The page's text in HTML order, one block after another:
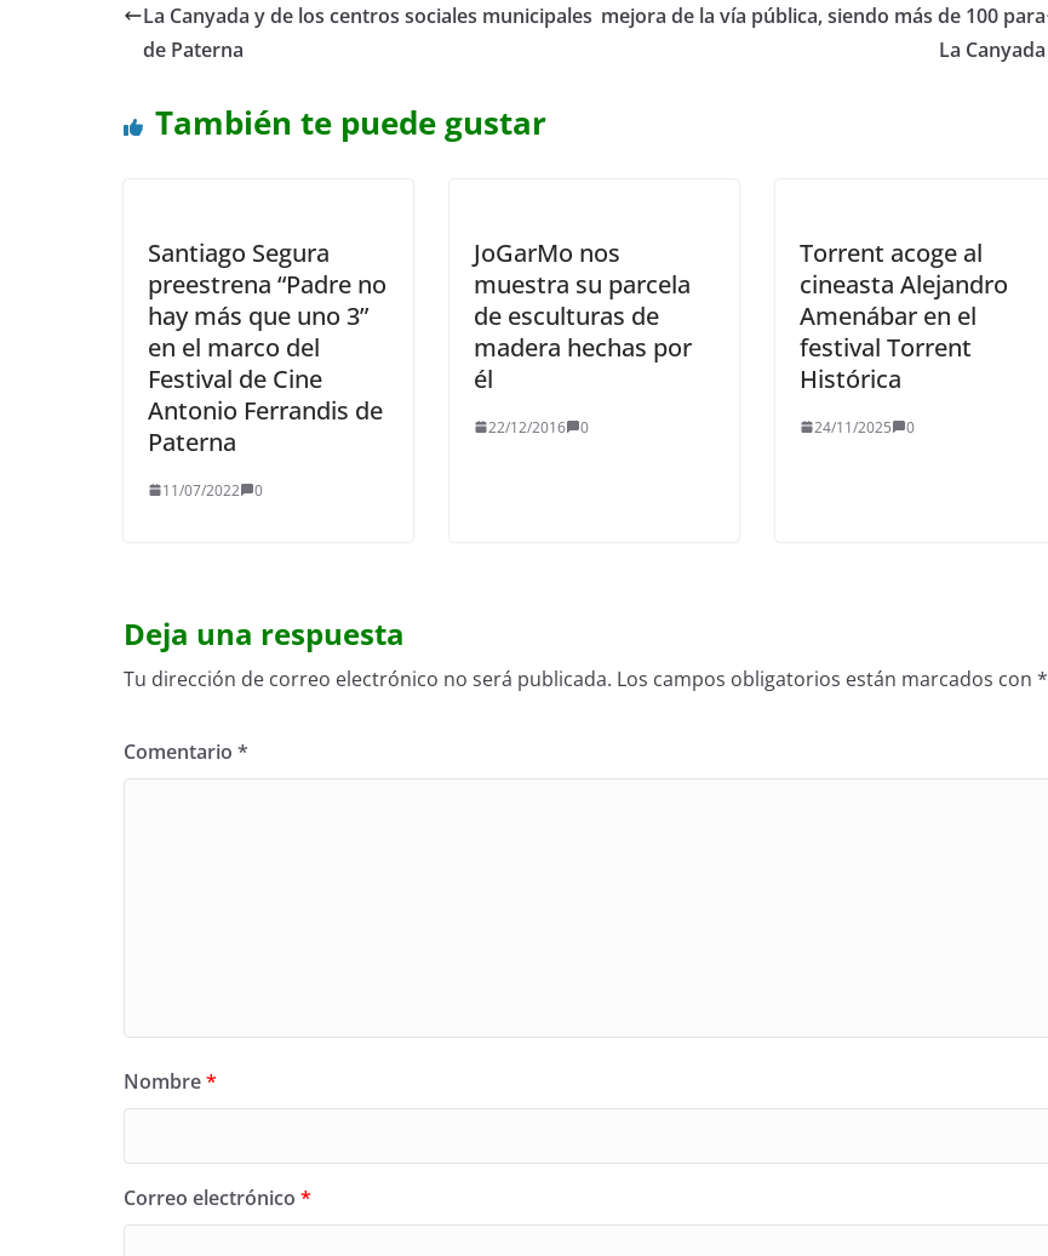
La Canyada y de los centros sociales municipales
de Paterna
mejora de la vía pública, siendo más de 100 para
La Canyada
También te puede gustar
Santiago Segura
preestrena “Padre no
hay más que uno 3”
en el marco del
Festival de Cine
Antonio Ferrandis de
Paterna
11/07/2022 0
JoGarMo nos
muestra su parcela
de esculturas de
madera hechas por
él
22/12/2016 0
Torrent acoge al
cineasta Alejandro
Amenábar en el
festival Torrent
Histórica
24/11/2025 0
Deja una respuesta
Tu dirección de correo electrónico no será publicada. Los campos obligatorios están marcados con *
Comentario *
Nombre*
Correo electrónico *